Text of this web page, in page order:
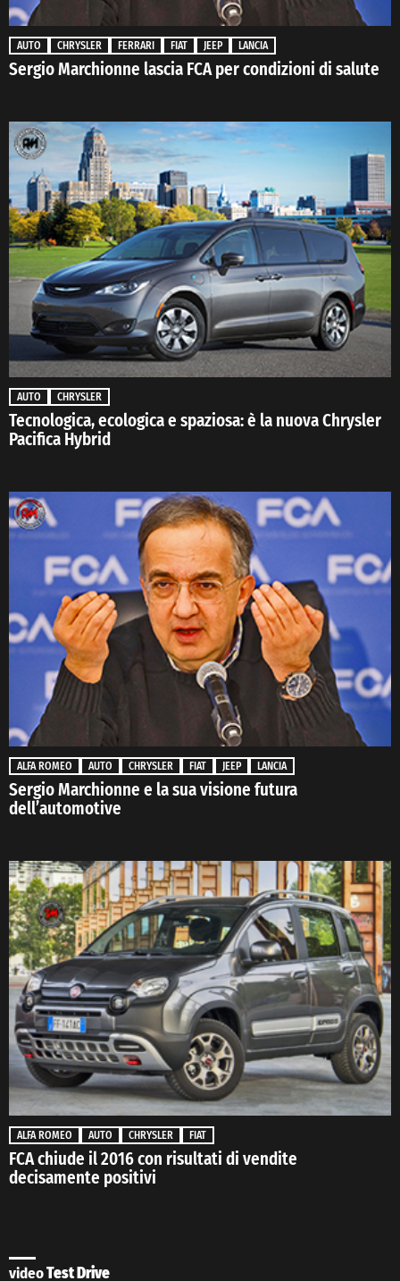
AUTO CHRYSLER FERRARI FIAT JEEP LANCIA
Sergio Marchionne lascia FCA per condizioni di salute
AUTO CHRYSLER
Tecnologica, ecologica e spaziosa: è la nuova Chrysler
Pacifica Hybrid
ALFA ROMEO AUTO CHRYSLER FIAT JEEP LANCIA
Sergio Marchionne e la sua visione futura
dell’automotive
ALFA ROMEO AUTO CHRYSLER FIAT
FCA chiude il 2016 con risultati di vendite
decisamente positivi
videoTest Drive